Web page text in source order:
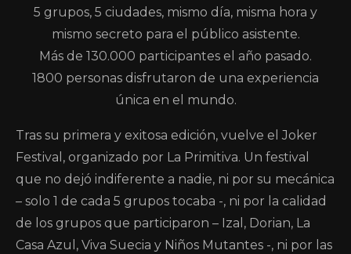
5 grupos, 5 ciudades, mismo día, misma hora y
mismo secreto para el público asistente.
Más de 130.000 participantes el año pasado.
1800 personas disfrutaron de una experiencia
única en el mundo.
Tras su primera y exitosa edición, vuelve el Joker
Festival, organizado por La Primitiva. Un festival
que no dejó indiferente a nadie, ni por su mecánica
– solo 1 de cada 5 grupos tocaba -, ni por la calidad
de los grupos que participaron – Izal, Dorian, La
Casa Azul, Viva Suecia y Niños Mutantes -, ni por las